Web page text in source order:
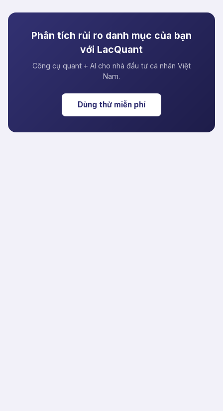
Phân tích rủi ro danh mục của bạn
với LacQuant
Công cụ quant + AI cho nhà đầu tư cá nhân Việt
Nam.
Dùng thử miễn phí